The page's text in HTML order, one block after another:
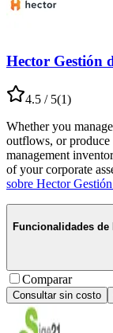
Hector Gestión
4.5 / 5(1)
Whether you
outflows, or produce
management
of your corporate
sobre Hector
Funcionalidades de
Comparar
Consultar sin costo